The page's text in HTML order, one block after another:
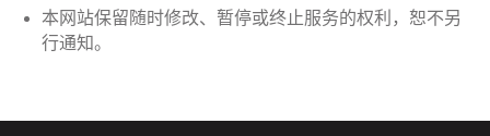
本网站保留随时修改、暂停或终止服务的权利，恕不另
行通知。